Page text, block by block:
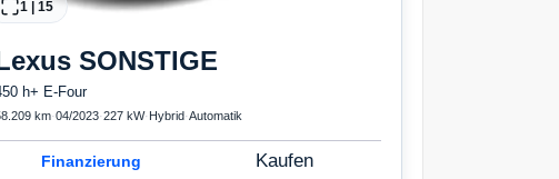
1| 15
SONSTIGE
h+ E-Four
km·04/2023·227 kW· Hybrid·Automatik
Finanzierung Kaufen